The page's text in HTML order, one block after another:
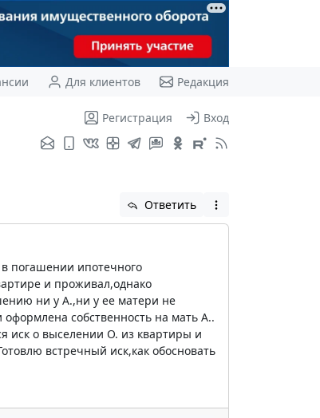
Для клиентов Редакция
Регистрация Вход
Ответить
погашении ипотечного
и проживал,однако
ни у А.,ни у ее матери не
собственность на мать А..
иск о выселении О. из квартиры и
встречный иск,как обосновать